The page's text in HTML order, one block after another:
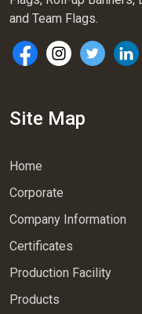
and Team Flags.
Site Map
Home
Corporate
Company Information
Certificates
Production Facility
Products